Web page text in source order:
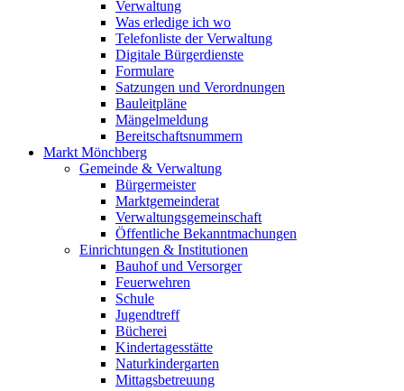
Verwaltung
Was erledige ich wo
Telefonliste der Verwaltung
Digitale Bürgerdienste
Formulare
Satzungen und Verordnungen
Bauleitpläne
Mängelmeldung
Bereitschaftsnummern
Markt Mönchberg
Gemeinde & Verwaltung
Bürgermeister
Marktgemeinderat
Verwaltungsgemeinschaft
Öffentliche Bekanntmachungen
Einrichtungen & Institutionen
Bauhof und Versorger
Feuerwehren
Schule
Jugendtreff
Bücherei
Kindertagesstätte
Naturkindergarten
Mittagsbetreuung